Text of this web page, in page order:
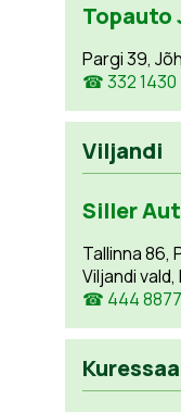
Topauto
Pargi 39,
☎ 332 1430
Viljandi
Siller
Tallinna 86,
Viljandi vald,
☎ 444 8877